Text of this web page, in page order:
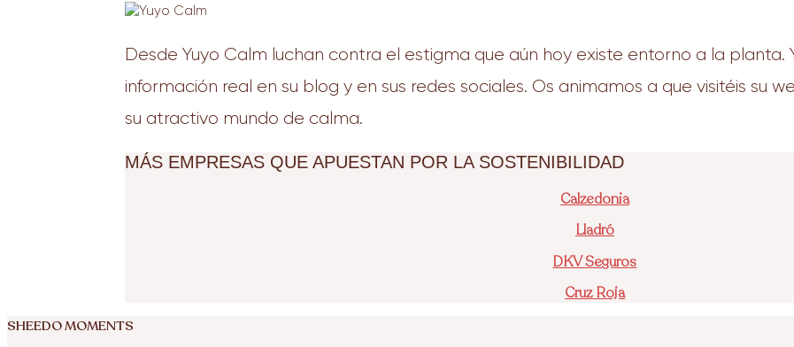
Desde Yuyo Calm luchan contra el estigma que aún hoy existe entorno a la
información real en su blog y en sus redes sociales. Os animamos a que visitéis su
su atractivo mundo de calma.
MÁS EMPRESAS QUE APUESTAN POR LA SOSTENIBILIDAD
Calzedonia
Lladró
DKV Seguros
Cruz Roja
SHEEDO MOMENTS